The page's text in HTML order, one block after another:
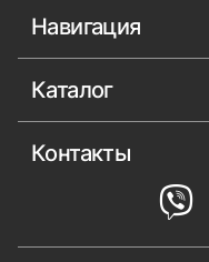
Навигация
Каталог
Контакты